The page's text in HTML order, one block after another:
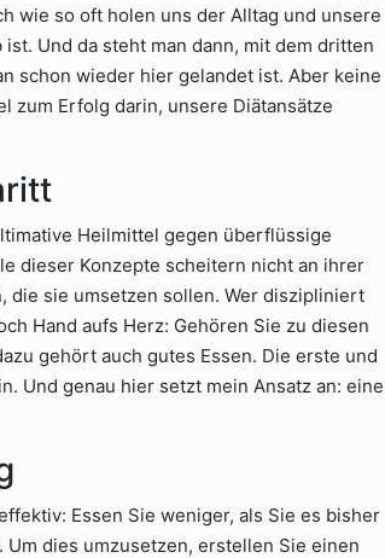
wie so oft holen uns der Alltag und unsere
Und da steht man dann, mit dem dritten
schon wieder hier gelandet ist. Aber keine
zum Erfolg darin, unsere Diätansätze
Heilmittel gegen überflüssige
dieser Konzepte scheitern nicht an ihrer
die sie umsetzen sollen. Wer diszipliniert
Hand aufs Herz: Gehören Sie zu diesen
gehört auch gutes Essen. Die erste und
Und genau hier setzt mein Ansatz an: eine
Essen Sie weniger, als Sie es bisher
dies umzusetzen, erstellen Sie einen